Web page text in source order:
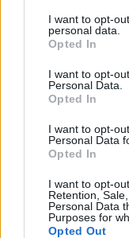
I want to opt-
personal data.
Opted In
I want to opt-
Personal Data.
Opted In
I want to opt-
Personal Data
Opted In
I want to opt-
Retention,
Personal Data
Purposes for
Opted Out